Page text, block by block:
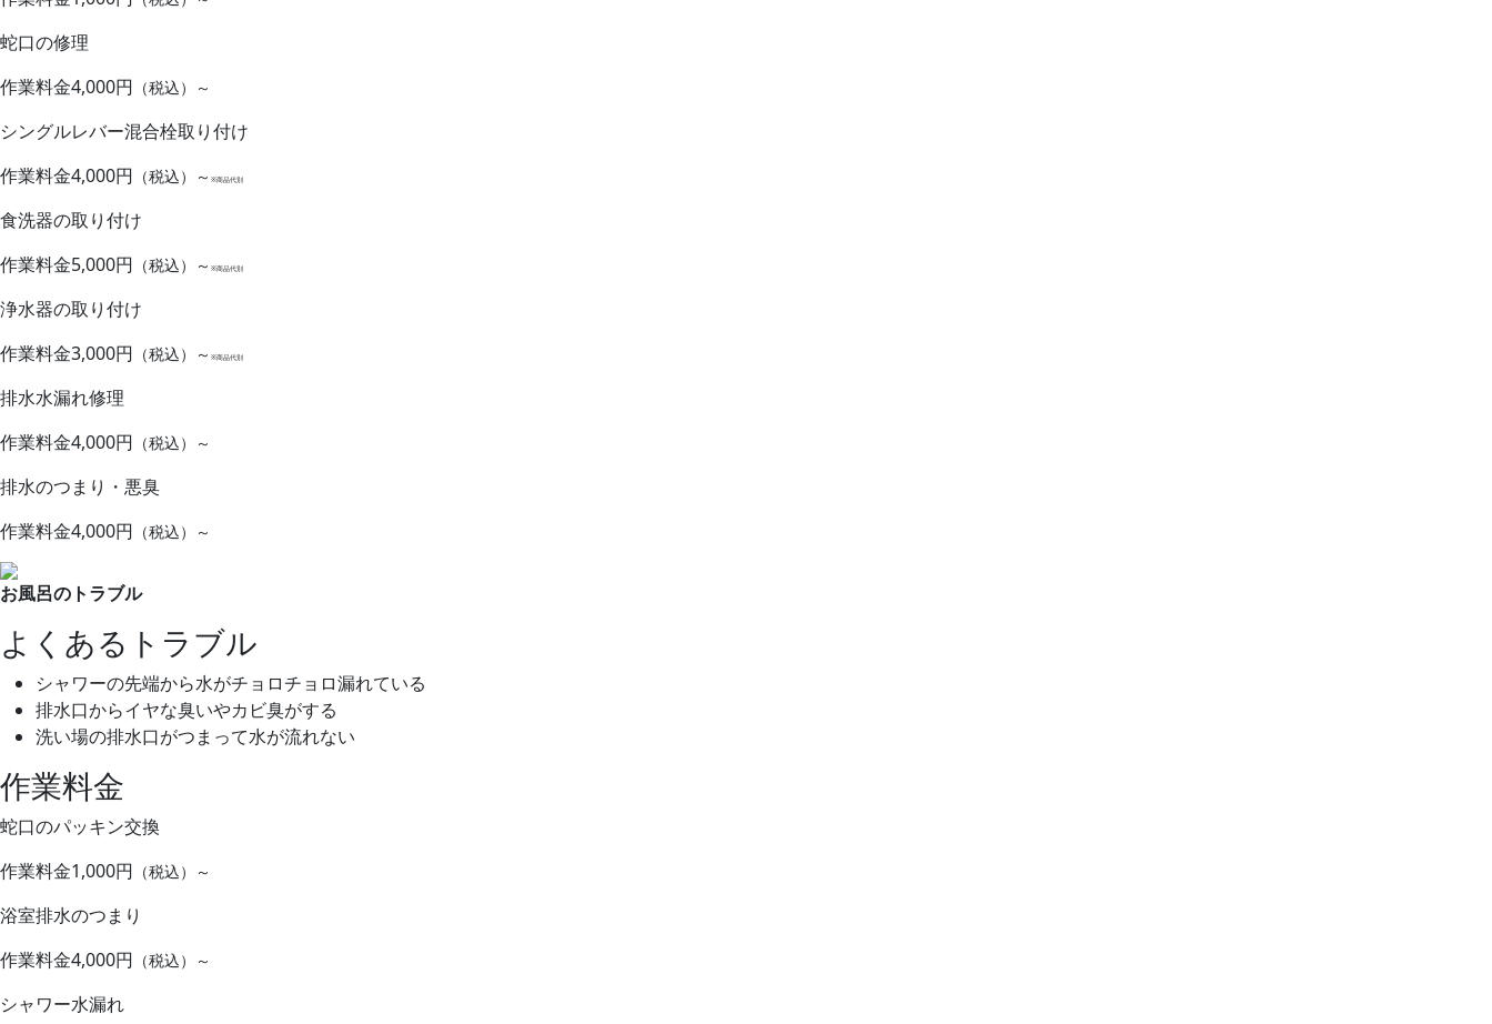
蛇口の修理
作業料金4,000円 （税込）～
シングルレバー混合栓取り付け
作業料金4,000円 （税込）～ ※商品代別
食洗器の取り付け
作業料金5,000円 （税込）～ ※商品代別
浄水器の取り付け
作業料金3,000円 （税込）～ ※商品代別
排水水漏れ修理
作業料金4,000円 （税込）～
排水のつまり・悪臭
作業料金4,000円 （税込）～
お風呂のトラブル
よくあるトラブル
シャワーの先端から水がチョロチョロ漏れている
排水口からイヤな臭いやカビ臭がする
洗い場の排水口がつまって水が流れない
作業料金
蛇口のパッキン交換
作業料金1,000円 （税込）～
浴室排水のつまり
作業料金4,000円 （税込）～
シャワー水漏れ